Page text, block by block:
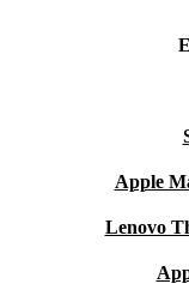
Apple
Lenovo